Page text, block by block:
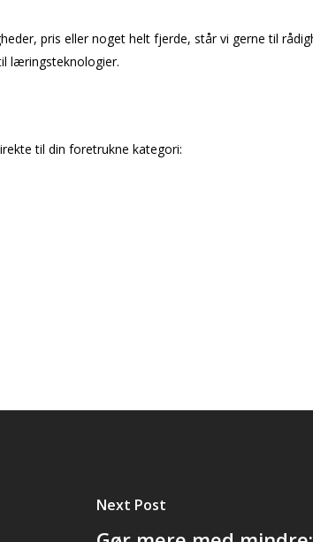
pris eller noget helt fjerde, står vi gerne til
læringsteknologier.
til din foretrukne kategori:
Next Post